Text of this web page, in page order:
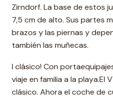
Zirndorf. La base de estos
7,5 cm de alto. Sus partes
brazos y las piernas y
también las muñecas.
l clásico! Con
viaje en familia a la playa.El
clásico. Ahora el coche de